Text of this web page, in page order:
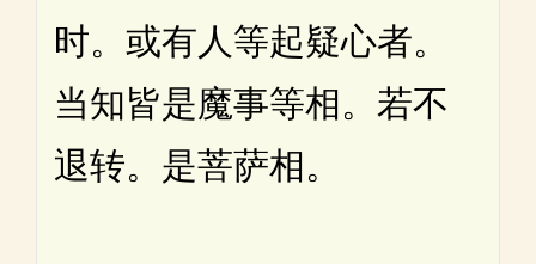
时。或有人等起疑心者。
当知皆是魔事等相。若不
退转。是菩萨相。